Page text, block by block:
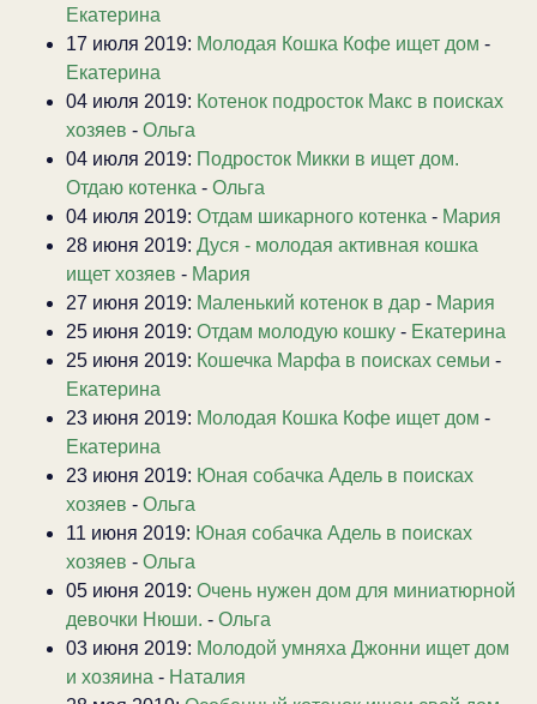
Екатерина
17 июля 2019: Молодая Кошка Кофе ищет дом -
Екатерина
04 июля 2019: Котенок подросток Макс в поисках
хозяев - Ольга
04 июля 2019: Подросток Микки в ищет дом.
Отдаю котенка - Ольга
04 июля 2019: Отдам шикарного котенка - Мария
28 июня 2019: Дуся - молодая активная кошка
ищет хозяев - Мария
27 июня 2019: Маленький котенок в дар - Мария
25 июня 2019: Отдам молодую кошку - Екатерина
25 июня 2019: Кошечка Марфа в поисках семьи -
Екатерина
23 июня 2019: Молодая Кошка Кофе ищет дом -
Екатерина
23 июня 2019: Юная собачка Адель в поисках
хозяев - Ольга
11 июня 2019: Юная собачка Адель в поисках
хозяев - Ольга
05 июня 2019: Очень нужен дом для миниатюрной
девочки Нюши. - Ольга
03 июня 2019: Молодой умняха Джонни ищет дом
и хозяина - Наталия